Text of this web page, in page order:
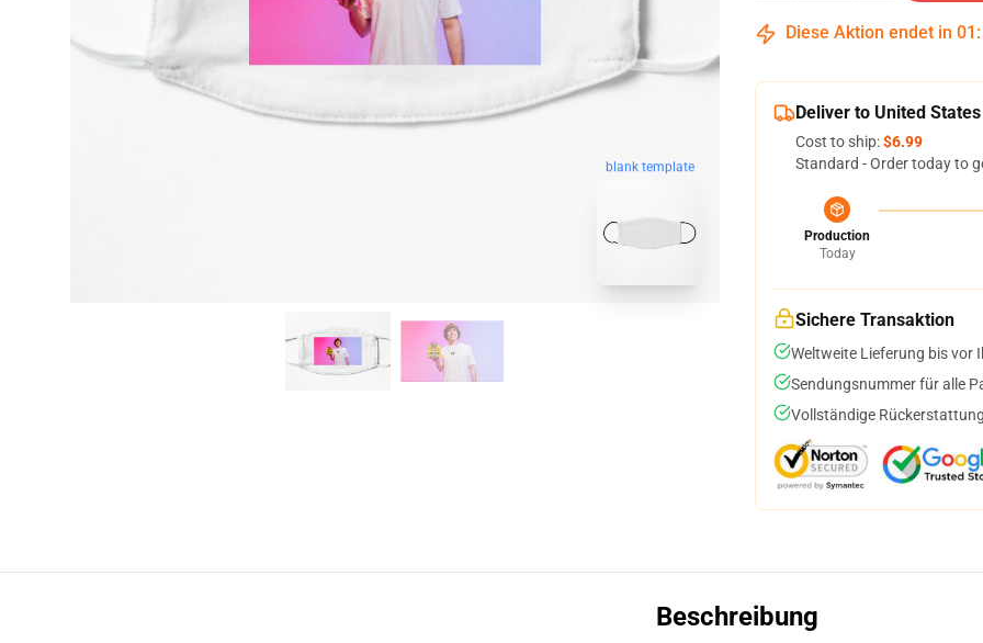
blank template
Diese Aktion endet in 01 :
Deliver to United States
Cost to ship:$6.99
Standard - Order today to
Production
Today
Sichere Transaktion
Weltweite Lieferung bis vor
Sendungsnummer für alle
Vollständige
Beschreibung